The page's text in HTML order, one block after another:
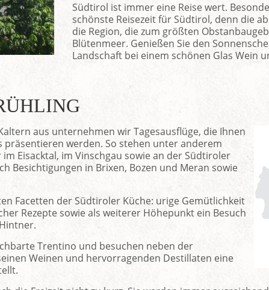
Südtirol ist immer eine Reise wert.
schönste Reisezeit für Südtirol, denn die
die Region, die zum größten
Blütenmeer. Genießen Sie den
Landschaft bei einem schönen Glas Wein
aus unternehmen wir Tagesausflüge, die Ihnen
werden. So stehen unter anderem
Eisacktal, im Vinschgau sowie an der Südtiroler
Besichtigungen in Brixen, Bozen und Meran sowie
Facetten der Südtiroler Küche: urige Gemütlichkeit
Rezepte sowie als weiterer Höhepunkt ein Besuch
Trentino und besuchen neben der
Weinen und hervorragenden Destillaten eine